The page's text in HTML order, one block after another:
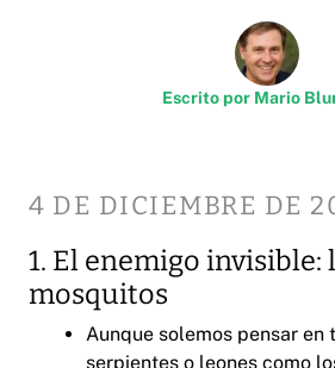
Escrito por Mario
4 DE DICIEMBRE DE
1. El enemigo invisible:
mosquitos
Aunque solemos pensar en
serpientes o leones como